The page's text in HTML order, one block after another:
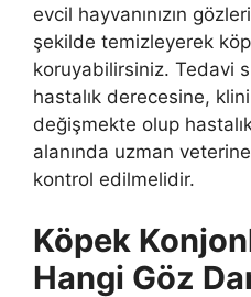
evcil hayvanınızın
şekilde temizleyerek
koruyabilirsiniz. Tedavi
hastalık derecesine,
değişmekte olup
alanında uzman
kontrol edilmelidir.
Köpek
Hangi Göz